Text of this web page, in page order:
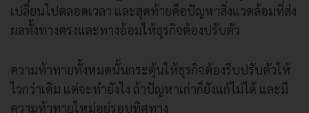
เปลี่ยนไปตลอดเวลา และสุดท้ายคือปัญหาสิ่งแวดล้อมที่ส่ง
ผลทั้งทางตรงและทางอ้อมให้ธุรกิจต้องปรับตัว
ความท้าทายทั้งหมดนั้นกระตุ้นให้ธุรกิจต้องรีบปรับตัวให้
ไวกว่าเดิม แต่จะทำยังไง ถ้าปัญหาเก่าก็ยังแก้ไม่ได้ และมี
ความท้าทายใหม่อยู่รอบทิศทาง